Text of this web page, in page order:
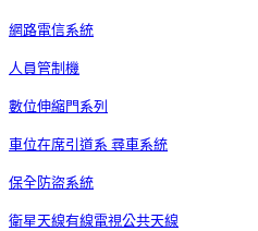
網路電信系統
人員管制機
數位伸縮門系列
車位在席引道系 尋車系統
保全防盜系統
衛星天線有線電視公共天線